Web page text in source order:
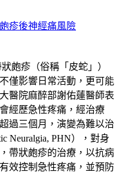
疹後神經痛風險
皰疹（俗稱「皮蛇」）
僅影響日常活動，更可能
醫院麻醉部謝佑蓮醫師表
經歷急性疼痛，經治療
過三個月，演變為難以治
Neuralgia, PHN），對身
帶狀皰疹的治療，以抗病
效控制急性疼痛，並預防